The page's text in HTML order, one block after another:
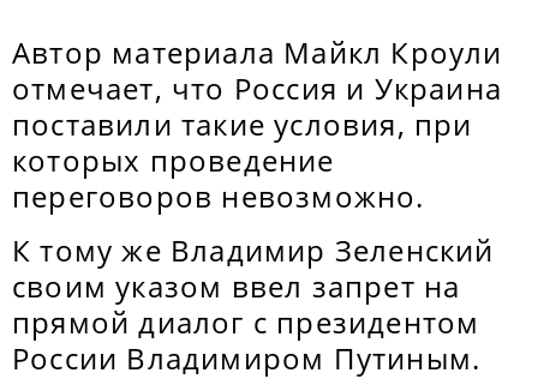
Автор материала Майкл Кроули
отмечает, что Россия и Украина
поставили такие условия, при
которых проведение
переговоров невозможно.
К тому же Владимир Зеленский
своим указом ввел запрет на
прямой диалог с президентом
России Владимиром Путиным.